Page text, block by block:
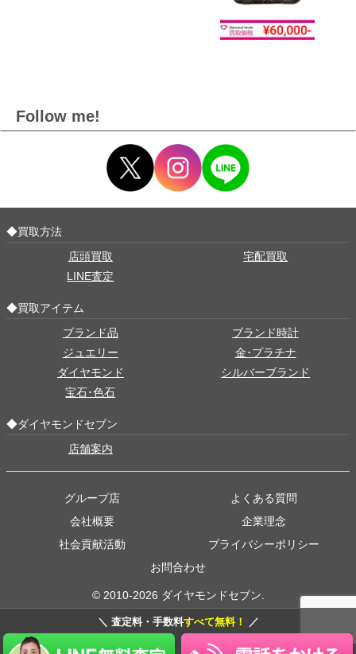
Follow me!
◆買取方法
店頭買取
宅配買取
LINE査定
◆買取アイテム
ブランド品
ブランド時計
ジュエリー
金･プラチナ
ダイヤモンド
シルバーブランド
宝石･色石
◆ダイヤモンドセブン
店舗案内
グループ店
よくある質問
会社概要
企業理念
社会貢献活動
プライバシーポリシー
お問合わせ
© 2010-2026 ダイヤモンドセブン.
＼ 査定料・手数料すべて無料！ ／